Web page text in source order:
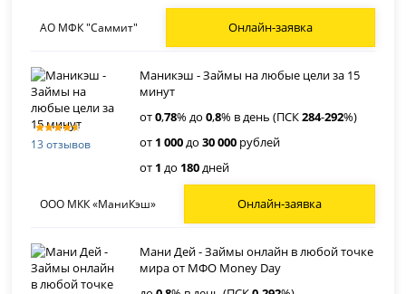
АО МФК "Саммит" Онлайн-заявка
13 отзывов
Маникэш - Займы на любые цели за 15
минут
от0,78% до0,8% в день (ПСК284-292%)
от 1 000до30 000 рублей
от 1 до 180дней
ООО МКК «МаниКэш» Онлайн-заявка
Мани Дей - Займы онлайн в любой точке
мира от МФО Money Day